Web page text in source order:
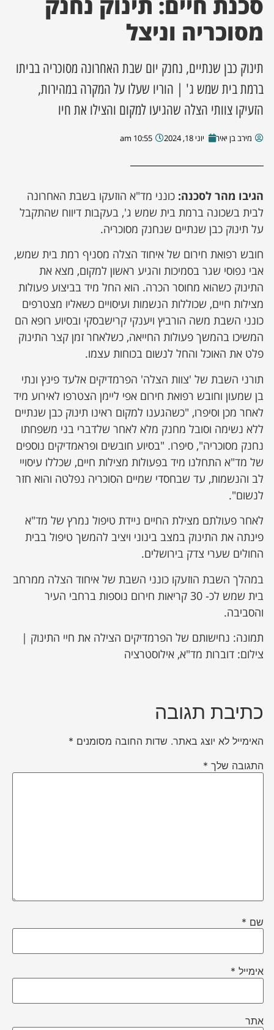
מסע מלחמה
מסוכריה וניצל
תינוק כבן שנתיים, נחנק יום שבת האחרונה מסוכריה בביתו
ברמת בית שמש ג' | הוריו שעלו על המקרה במהירות,
הזעיקו צוותי הצלה שהגיעו למקום והצילו את חיו
מירב בן יאיר יוני 18, 2024 10:55 am
הגיבו מהר לסכנה: כונני מד"א הוזעקו בשבת האחרונה
לבית בשכונה ברמת בית שמש ג', בעקבות דיווח שהתקבל
על תינוק כבן שנתיים שנחנק מסוכריה.
חובש רפואת חירום של איחוד הצלה מסניף רמת בית שמש,
אבי נפוסי שגר בסמיכות והגיע ראשון למקום, מצא את
התינוק כשהוא מחוסר הכרה. הוא החל מיד בביצוע פעולות
מצילות חיים, שכוללות הנשמות ועיסויים כשאליו מצטרפים
כונני השבת משה הורביץ ויענקי קרישבסקי ובסיוע רופא הם
המשיכו בהמשך פעולות החייאה, כשלאחר זמן קצר התינוק
פלט את האוכל והחל לנשום בכוחות עצמו.
תורני השבת של 'צוות הצלה' הפרמדיקים אלעד פינץ ונתי
בן שמעון וחובש רפואת חירום אפי ליימן הצטרפו לאירוע מיד
לאחר מכן וסיפרו, "כשהגענו למקום ראינו תינוק כבן שנתיים
ללא נשימה וסובל מחנק מלא לאחר שלדברי בני משפחתו
נחנק מסוכריה", סיפרו. "בסיוע חובשים ופראמדיקים נוספים
של מד"א התחלנו מיד בפעולות מצילות חיים, שכללו עיסויי
לב והנשמות, עד שבחסדי שמיים הסוכריה נפלטה והוא חזר
לנשום".
לאחר פעולתם מצילת החיים ניידת טיפול נמרץ של מד"א
פינתה את התינוק במצב בינוני ויציב להמשך טיפול בבית
החולים שערי צדק בירושלים.
במהלך השבת הוזעקו כונני השבת של איחוד הצלה ממרחב
בית שמש לכ- 30 קריאות חירום נוספות ברחבי העיר
והסביבה.
תמונה: נחישותם של הפרמדיקים הצילה את חיי התינוק |
צילום: דוברות מד"א, אילוסטרציה
כתיבת תגובה
האימייל לא יוצג באתר. שדות החובה מסומנים *
התגובה שלך *
שם *
אימייל *
אתר